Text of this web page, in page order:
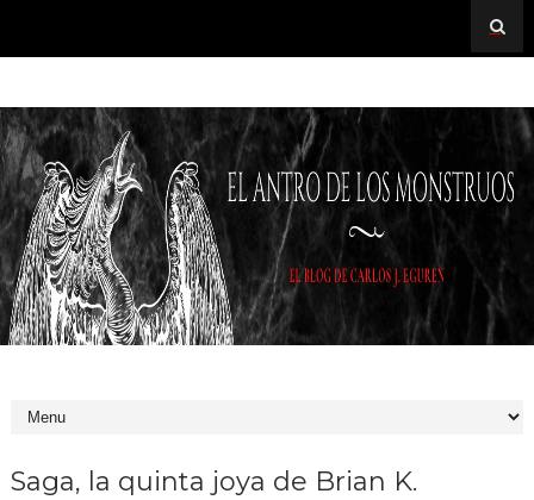
Saga, la quinta joya de Brian K.